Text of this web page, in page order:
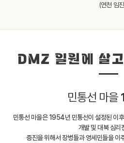
(연천 임
DMZ 일원에 살
민통선 마을
민통선 마을은 1954년 민통선이 설정된 이
개발 및 대북 심리
증진을 위해서 장병들과 영세민들을 이